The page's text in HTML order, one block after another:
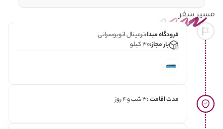
مسیر سفر
فرودگاه مبدا:ترمینال اتوبوسرانی
بار مجاز:30 کیلو
مدت اقامت :3 شب و 4 روز